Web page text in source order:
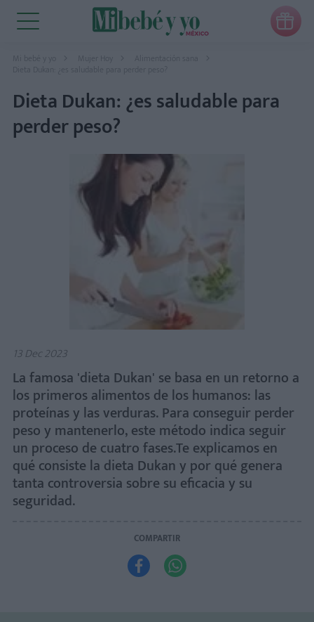

Mi bebé y yo Mujer Hoy
Alimentación sana
Dieta Dukan: ¿es saludable para perder peso?
Dieta Dukan: ¿es saludable para
perder peso?
13 Dec 2023
La famosa 'dieta Dukan' se basa en un retorno a
los primeros alimentos de los humanos: las
proteínas y las verduras. Para conseguir perder
peso y mantenerlo, este método indica seguir
un proceso de cuatro fases.Te explicamos en
qué consiste la dieta Dukan y por qué genera
tanta controversia sobre su eficacia y su
seguridad.
COMPARTIR
 